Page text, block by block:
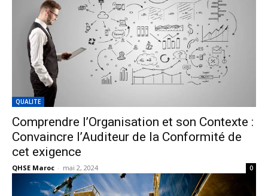
QUALITE
Comprendre l’Organisation et son Contexte :
Convaincre l’Auditeur de la Conformité de
cet exigence
QHSE Maroc - mai 2, 2024 0